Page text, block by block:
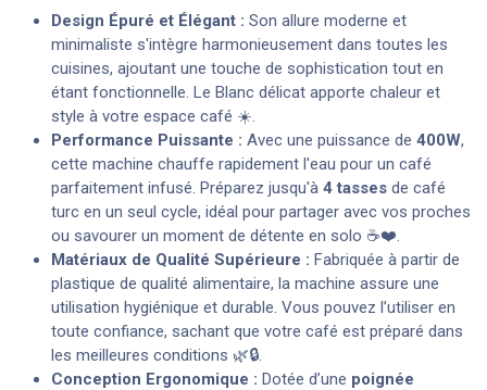
Design Épuré et Élégant : Son allure moderne et
minimaliste s'intègre harmonieusement dans toutes les
cuisines, ajoutant une touche de sophistication tout en
étant fonctionnelle. Le Blanc délicat apporte chaleur et
style à votre espace café ☀️.
Performance Puissante : Avec une puissance de 400W,
cette machine chauffe rapidement l'eau pour un café
parfaitement infusé. Préparez jusqu'à 4 tasses de café
turc en un seul cycle, idéal pour partager avec vos proches
ou savourer un moment de détente en solo ☕️❤️.
Matériaux de Qualité Supérieure : Fabriquée à partir de
plastique de qualité alimentaire, la machine assure une
utilisation hygiénique et durable. Vous pouvez l’utiliser en
toute confiance, sachant que votre café est préparé dans
les meilleures conditions 🌿🔒.
Conception Ergonomique : Dotée d’une poignée